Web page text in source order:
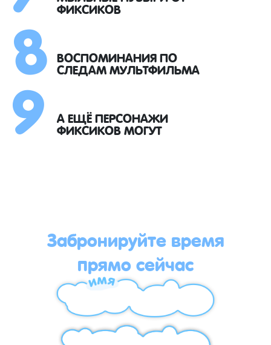
ФИКСИКОВ
ВОСПОМИНАНИЯ ПО
СЛЕДАМ МУЛЬТФИЛЬМА
А ЕЩЁ ПЕРСОНАЖИ
ФИКСИКОВ МОГУТ
Забронируйте время
прямо сейчас